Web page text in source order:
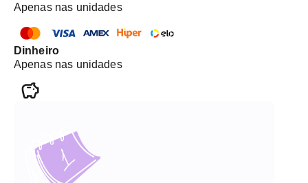
Apenas nas unidades
Dinheiro
Apenas nas unidades